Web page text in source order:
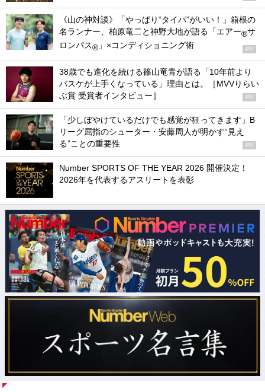
《山の神対談》「やっぱり“タイパ”がいい！」箱根の
名ランナー、柏原竜二と神野大地が語る「エアー®サ
ロンパス® 」×コンディショニング術 PR
38歳でも進化を続ける篠山竜青が語る「10年前より
バスケが上手くなっている」理由とは。［MVVりらい
ぶ賞 受賞者インタビュー］
PR
「少しぼやけているだけでも感覚が狂ってきます」B
リーグ屈指のシューター・安藤周人が明かす“見え
る”ことの重要性
PR
Number SPORTS OF THE YEAR 2026 開催決定！
2026年を代表するアスリートを表彰